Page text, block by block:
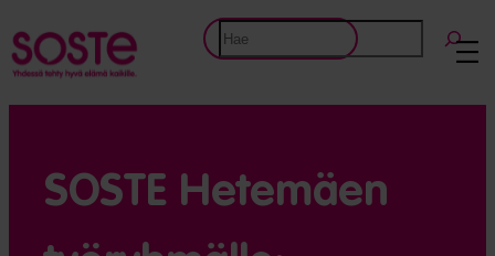
Etsi
SOSTE Hetemäen